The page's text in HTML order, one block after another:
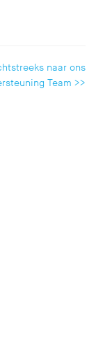
naar ons
Team >>